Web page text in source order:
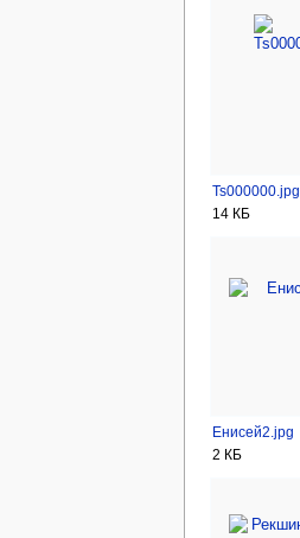
Ts000000.jpg
14 КБ
Енисей2.jpg
2 КБ